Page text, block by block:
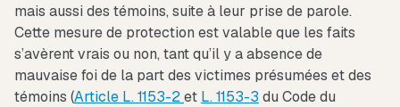
mais aussi des témoins, suite à leur prise de parole.
Cette mesure de protection est valable que les faits
s’avèrent vrais ou non, tant qu’il y a absence de
mauvaise foi de la part des victimes présumées et des
témoins (Article L. 1153-2et L. 1153-3 du Code du